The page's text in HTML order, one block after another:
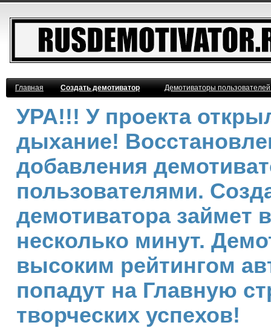
Главная Создать демотиватор Демотиваторы
УРА!!! У проекта
дыхание!
добавления
пользователями.
демотиватора займет
несколько минут.
высоким рейтингом
попадут на Главную
творческих успехов!